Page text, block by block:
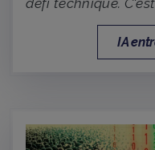
défi technique.
IA